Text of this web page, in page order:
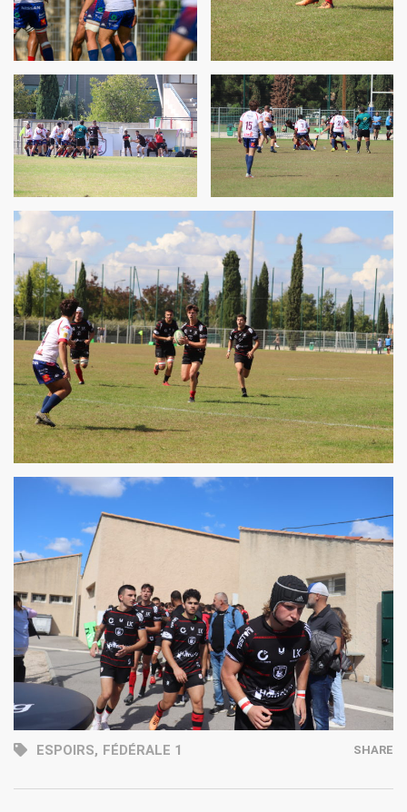
ESPOIRS, FÉDÉRALE 1 SHARE